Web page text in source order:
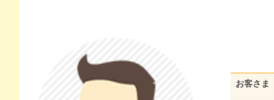
お客さま